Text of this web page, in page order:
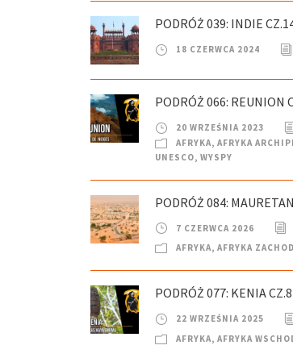
PODRÓŻ 039: INDIE
18 CZERWCA 2024
PODRÓŻ 066: REUNION
20 WRZEŚNIA 2023
AFRYKA, AFRYKA
UNESCO, WYSPY
PODRÓŻ 084:
7 CZERWCA 2026
AFRYKA, AFRYKA
PODRÓŻ 077: KENIA
22 WRZEŚNIA 2025
AFRYKA, AFRYKA